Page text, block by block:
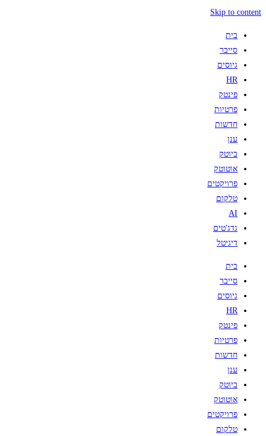
Skip to content
בית
סייבר
גיוסים
HR
פינטק
פרטיות
חדשות
ענן
ביוטק
אוטוטק
פרויקטים
טלקום
AI
גדג'טים
דיגיטל
בית
סייבר
גיוסים
HR
פינטק
פרטיות
חדשות
ענן
ביוטק
אוטוטק
פרויקטים
טלקום